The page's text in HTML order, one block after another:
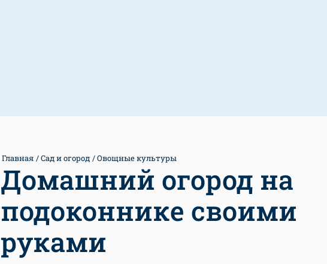
Главная Сад и огород Овощные культуры
Домашний огород на
подоконнике своими
руками